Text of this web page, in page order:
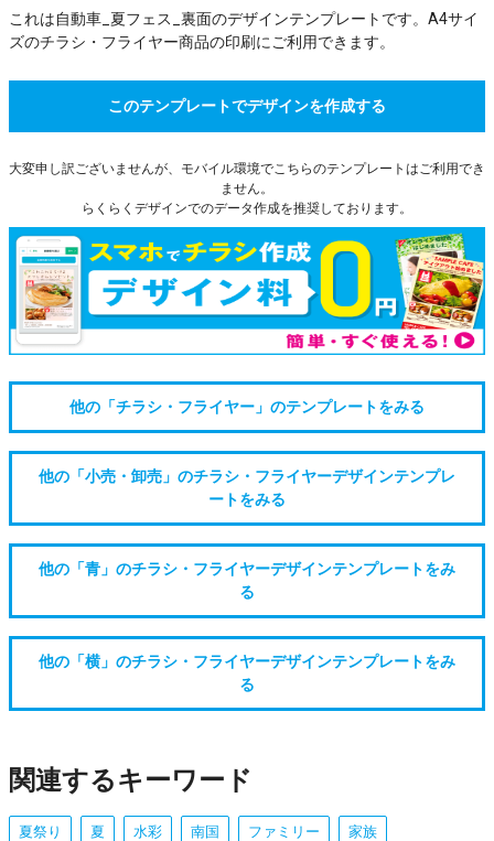
これは自動車_夏フェス_裏面のデザインテンプレートです。A4サイ
ズのチラシ・フライヤー商品の印刷にご利用できます。
このテンプレートでデザインを作成する
大変申し訳ございませんが、モバイル環境でこちらのテンプレートはご利用でき
ません。
らくらくデザインでのデータ作成を推奨しております。
他の「チラシ・フライヤー」のテンプレートをみる
他の「小売・卸売」のチラシ・フライヤーデザインテンプレ
ートをみる
他の「青」のチラシ・フライヤーデザインテンプレートをみ
る
他の「横」のチラシ・フライヤーデザインテンプレートをみ
る
関連するキーワード
夏祭り 夏 水彩 南国 ファミリー 家族